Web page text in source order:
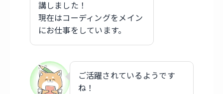
講しました！
現在はコーディングをメイン
にお仕事をしています。
ご活躍されているようです
ね！